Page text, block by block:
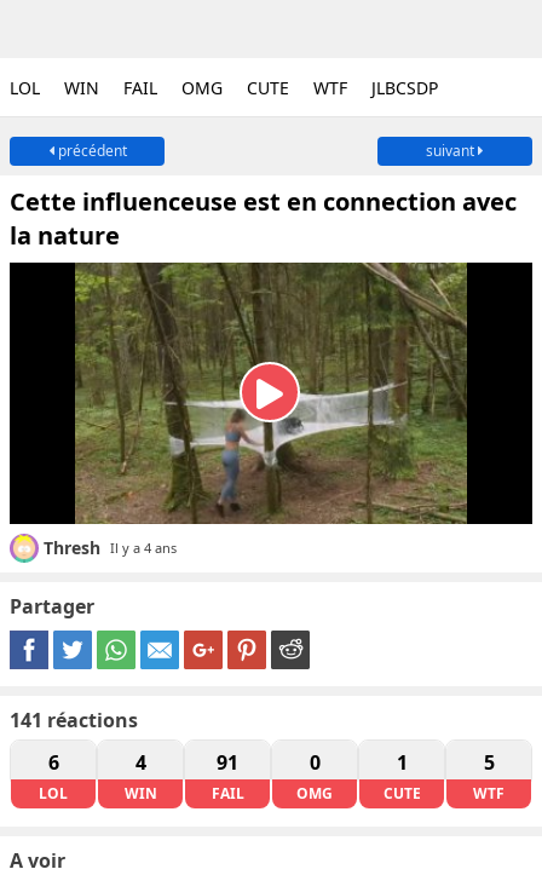
LOL WIN FAIL OMG CUTE WTF JLBCSDP
précédent suivant
Cette influenceuse est en connection avec
la nature
Thresh Il y a 4 ans
Partager
141 réactions
6
LOL
4
WIN
91
FAIL
0
OMG
1
CUTE
5
WTF
A voir